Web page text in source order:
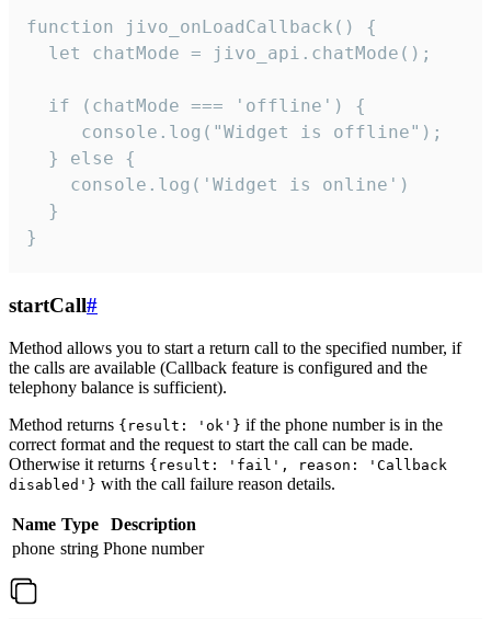
function jivo_onLoadCallback() {
  let chatMode = jivo_api.chatMode();
  if (chatMode === 'offline') {
     console.log("Widget is offline");
  } else {
    console.log('Widget is online')
  }
}
startCall#
Method allows you to start a return call to the specified number, if
the calls are available (Callback feature is configured and the
telephony balance is sufficient).
Method returns {result: 'ok'} if the phone number is in the
correct format and the request to start the call can be made.
Otherwise it returns {result: 'fail', reason: 'Callback
disabled'} with the call failure reason details.
Name Type
Description
phone string Phone number